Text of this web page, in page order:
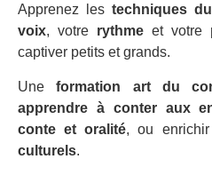
Apprenez les techniques
voix, votre rythme et votre
captiver petits et grands.
Uneformation art du
apprendre à conter aux
conte et oralité, ou
culturels.